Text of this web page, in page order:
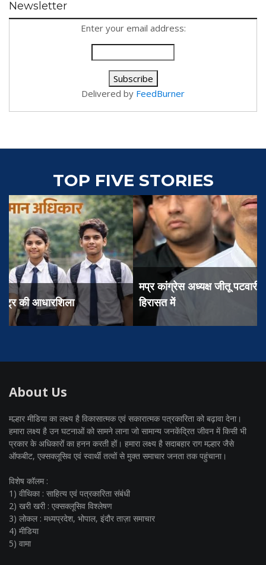
Newsletter
Enter your email address:
Delivered by FeedBurner
TOP FIVE STORIES
मप्र कांग्रेस अध्यक्ष जीतू पटवारी के भाई को पुलिस ने लिया
हिरासत में
About Us
मल्हार मीडिया का लक्ष्य है विकासात्मक एवं सकारात्मक पत्रकारिता को बढ़ावा देना।
हमारा लक्ष्य है उन घटनाओं को सामने लाना जो सामान्य जनकेंद्रित जीवन में किसी भी
प्रकार के अधिकारों का हनन करती हों। हमारा लक्ष्य है सदाबहार राग मल्हार जैसे
ऑफबीट, एक्सक्लूसिव एवं स्वार्थी तत्वों से मुक्त समाचार जनता तक पहुंचाना।
विशेष कॉलम :
1) वीथिका : साहित्य एवं पत्रकारिता संबंधी
2) खरी खरी : एक्सक्लूसिव विश्लेषण
3) लोकल : मध्यप्रदेश, भोपाल, इंदौर ताज़ा समाचार
4) मीडिया
5) वामा